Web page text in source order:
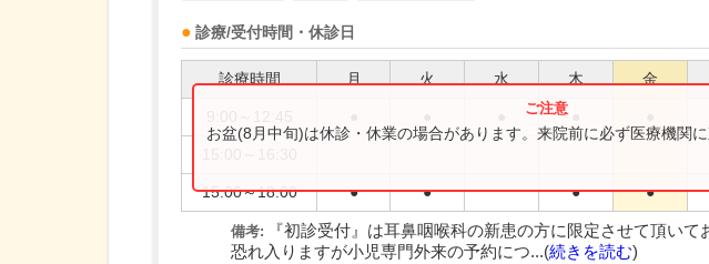
診療/受付時間・休診日
診療時間 月 火 水 木 金
15:00～18:00 ● ● ● ●
お盆(8月中旬)は休診・休業の場合があります。来院前に必ず医療機関に
備考:
『初診受付』は耳鼻咽喉科の新患の方に限定させて頂いて
恐れ入りますが小児専門外来の予約につ...(続きを読む)